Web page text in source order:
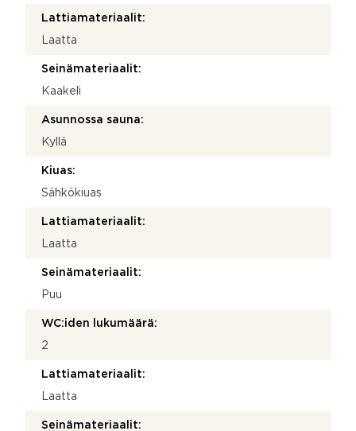
Lattiamateriaalit:
Laatta
Seinämateriaalit:
Kaakeli
Asunnossa sauna:
Kyllä
Kiuas:
Sähkökiuas
Lattiamateriaalit:
Laatta
Seinämateriaalit:
Puu
WC:iden lukumäärä:
2
Lattiamateriaalit:
Laatta
Seinämateriaalit: